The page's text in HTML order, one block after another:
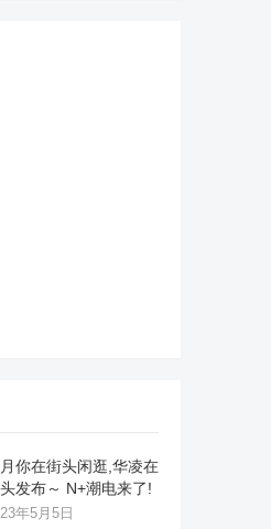
你在街头闲逛,华凌在
发布～ N+潮电来了!
年5月5日